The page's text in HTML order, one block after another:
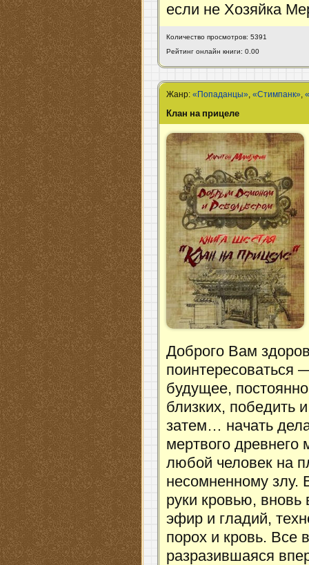
если не Хозяйка
Количество просмотров: 5391
Рейтинг онлайн книги: 0.00
Жанр:«Попаданцы»,«Стимпанк»,
Клан на прицеле
Доброго Вам
поинтересоваться
будущее,
близких, победить
затем… начать
мертвого древнего
любой человек на
несомненному злу.
руки кровью,
эфир и гладий,
порох и кровь. Все
разразившаяся